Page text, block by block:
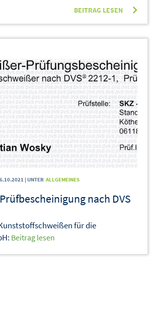
BEITRAG LESEN
| UNTER ALLGEMEINES
nach DVS
für die
Beitrag lesen